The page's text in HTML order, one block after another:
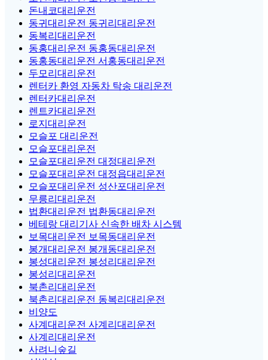
돈내코대리운전
동귀대리운전 동귀리대리운전
동복리대리운전
동홍대리운전 동홍동대리운전
동홍동대리운전 서홍동대리운전
두모리대리운전
렌터카 환영 자동차 탁송 대리운전
렌터카대리운전
렌트카대리운전
로지대리운전
모슬포 대리운전
모슬포대리운전
모슬포대리운전 대정대리운전
모슬포대리운전 대정읍대리운전
모슬포대리운전 성산포대리운전
무릉리대리운전
법환대리운전 법환동대리운전
베테랑 대리기사 신속한 배차 시스템
보목대리운전 보목동대리운전
봉개대리운전 봉개동대리운전
봉성대리운전 봉성리대리운전
봉성리대리운전
북촌리대리운전
북촌리대리운전 동복리대리운전
비양도
사계대리운전 사계리대리운전
사계리대리운전
사려니숲길